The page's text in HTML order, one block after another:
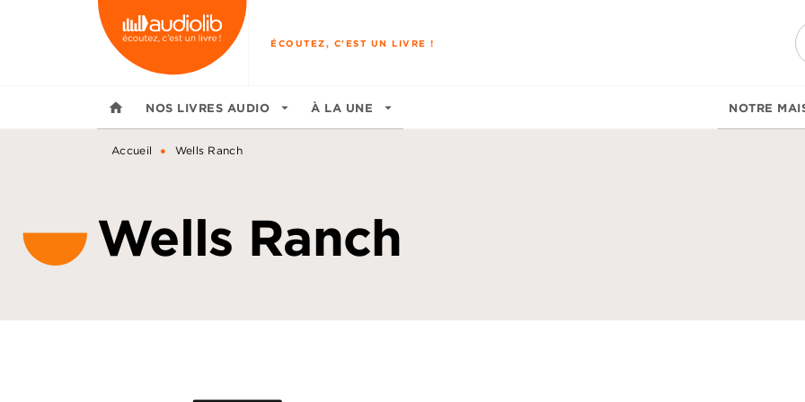
MENU RECHERCHE
ÉCOUTEZ, C'EST UN LIVRE !
home NOS LIVRES AUDIO arrow_drop_down À LA UNE arrow_drop_down NOTRE
Accueil • Wells Ranch
Wells Ranch